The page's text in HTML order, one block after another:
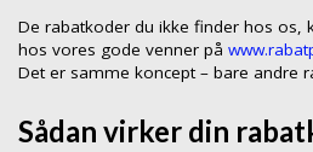
De rabatkoder du ikke finder hos os,
hos vores gode venner på
Det er samme koncept – bare andre
Sådan virker din